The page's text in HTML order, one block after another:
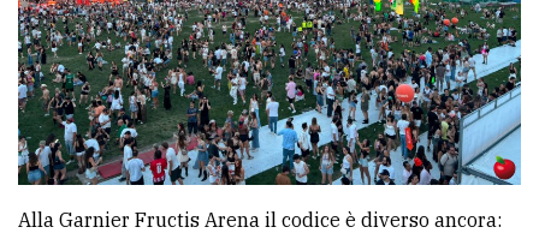
Alla Garnier Fructis Arena il codice è diverso ancora: